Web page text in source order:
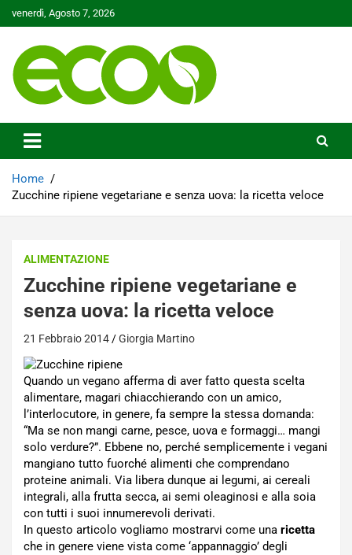
to
venerdì, Agosto 7, 2026
Ecoo.it
Home
Zucchine ripiene vegetariane e senza uova: la ricetta veloce
ALIMENTAZIONE
Zucchine ripiene vegetariane e
senza uova: la ricetta veloce
21 Febbraio 2014 Giorgia Martino
Quando un vegano afferma di aver fatto questa scelta
alimentare, magari chiacchierando con un amico,
l’interlocutore, in genere, fa sempre la stessa domanda:
“Ma se non mangi carne, pesce, uova e formaggi… mangi
solo verdure?”. Ebbene no, perché semplicemente i vegani
mangiano tutto fuorché alimenti che comprendano
proteine animali. Via libera dunque ai legumi, ai cereali
integrali, alla frutta secca, ai semi oleaginosi e alla soia
con tutti i suoi innumerevoli derivati.
In questo articolo vogliamo mostrarvi come una ricetta
che in genere viene vista come ‘appannaggio’ degli